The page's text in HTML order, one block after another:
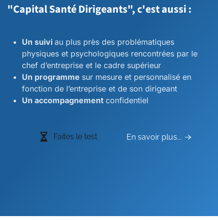
"Capital Santé Dirigeants", c'est aussi :
Un suivi au plus près des problématiques
physiques et psychologiques rencontrées par le
chef d’entreprise et le cadre supérieur
Un programme sur mesure et personnalisé en
fonction de l’entreprise et de son dirigeant
Un accompagnement confidentiel
Faites le test En savoir plus...